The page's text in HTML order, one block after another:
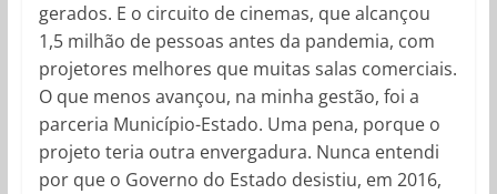
gerados. E o circuito de cinemas, que alcançou
1,5 milhão de pessoas antes da pandemia, com
projetores melhores que muitas salas comerciais.
O que menos avançou, na minha gestão, foi a
parceria Município-Estado. Uma pena, porque o
projeto teria outra envergadura. Nunca entendi
por que o Governo do Estado desistiu, em 2016,